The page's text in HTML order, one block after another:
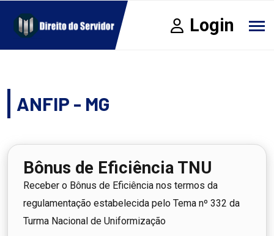
Login
ANFIP - MG
Bônus de Eficiência TNU
Receber o Bônus de Eficiência nos termos da
regulamentação estabelecida pelo Tema nº 332 da
Turma Nacional de Uniformização